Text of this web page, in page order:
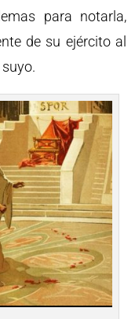
para notarla,
de su ejército al